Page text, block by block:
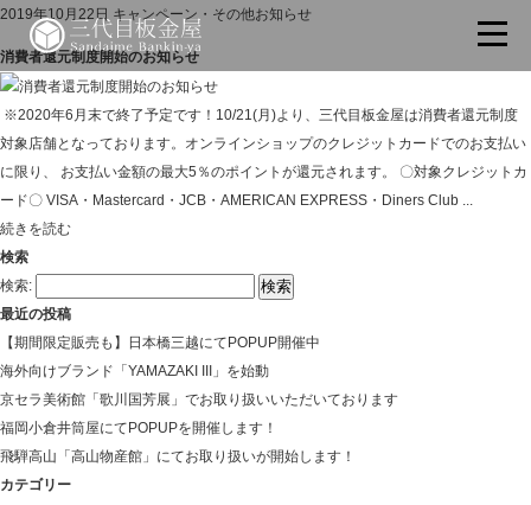
2019年10月22日 キャンペーン・その他お知らせ
消費者還元制度開始のお知らせ
※2020年6月末で終了予定です！10/21(月)より、三代目板金屋は消費者還元制度
対象店舗となっております。オンラインショップのクレジットカードでのお支払い
に限り、 お支払い金額の最大5％のポイントが還元されます。 〇対象クレジットカ
ード〇 VISA・Mastercard・JCB・AMERICAN EXPRESS・Diners Club ...
続きを読む
検索
検索:
最近の投稿
【期間限定販売も】日本橋三越にてPOPUP開催中
海外向けブランド「YAMAZAKI III」を始動
京セラ美術館「歌川国芳展」でお取り扱いいただいております
福岡小倉井筒屋にてPOPUPを開催します！
飛騨高山「高山物産館」にてお取り扱いが開始します！
カテゴリー